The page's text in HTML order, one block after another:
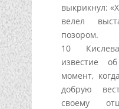
выкрикнул:
велел
позором.
10
известие
момент,
добрую
своему